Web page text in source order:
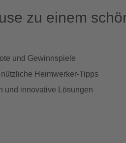
zu einem
und Gewinnspiele
Heimwerker-Tipps
und innovative Lösungen